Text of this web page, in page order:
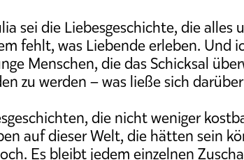
sei die Liebesgeschichte, die alles
fehlt, was Liebende erleben. Und
Menschen, die das Schicksal
zu werden – was ließe sich
die nicht weniger
auf dieser Welt, die hätten sein
Es bleibt jedem einzelnen